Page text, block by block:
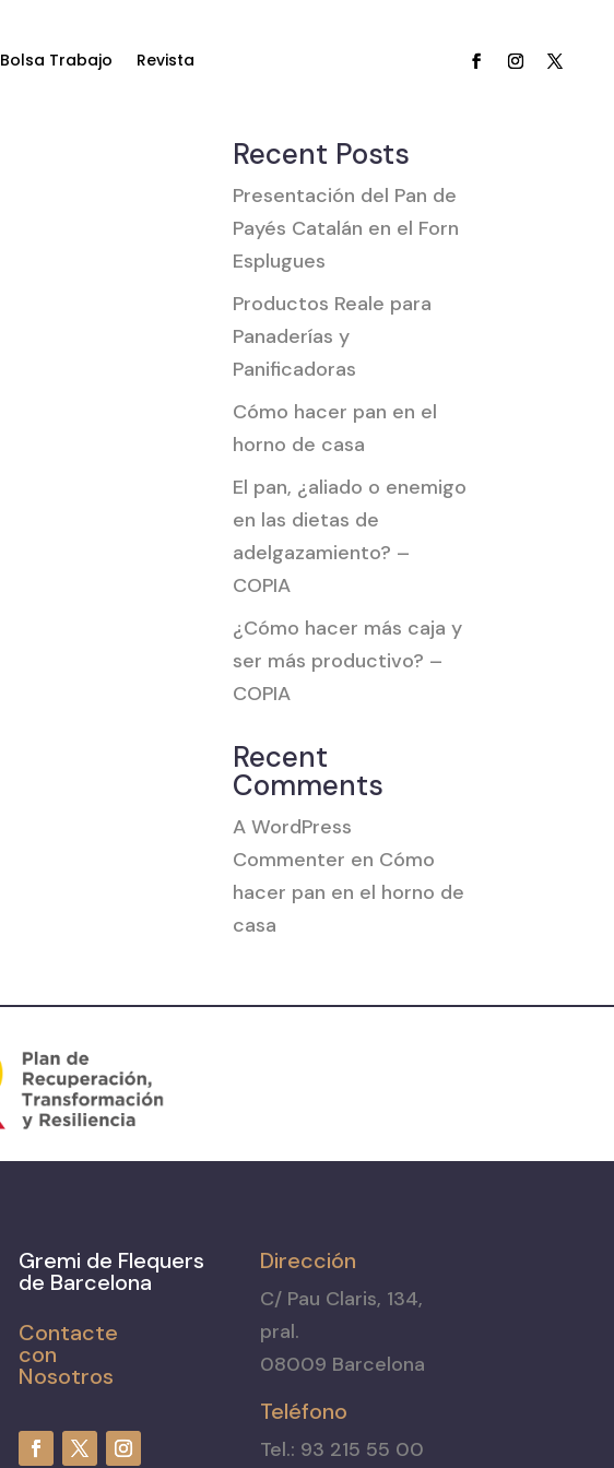
Bolsa Trabajo Revista
Recent Posts
Presentación del Pan de
Payés Catalán en el Forn
Esplugues
Productos Reale para
Panaderías y
Panificadoras
Cómo hacer pan en el
horno de casa
El pan, ¿aliado o enemigo
en las dietas de
adelgazamiento? –
COPIA
¿Cómo hacer más caja y
ser más productivo? –
COPIA
Recent
Comments
A WordPress
Commenter en Cómo
hacer pan en el horno de
casa
Gremi de Flequers
de Barcelona
Contacte
con
Nosotros
Dirección
C/ Pau Claris, 134,
pral.
08009 Barcelona
Teléfono
Tel.: 93 215 55 00